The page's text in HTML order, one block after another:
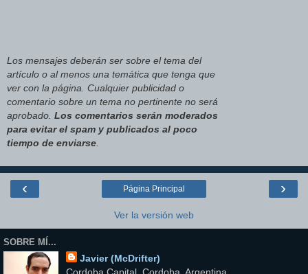
Los mensajes deberán ser sobre el tema del
artículo o al menos una temática que tenga que
ver con la página. Cualquier publicidad o
comentario sobre un tema no pertinente no será
aprobado. Los comentarios serán moderados
para evitar el spam y publicados al poco
tiempo de enviarse
‹ ›
Página Principal
Ver la versión web
SOBRE MÍ...
Javier (McDrifter)